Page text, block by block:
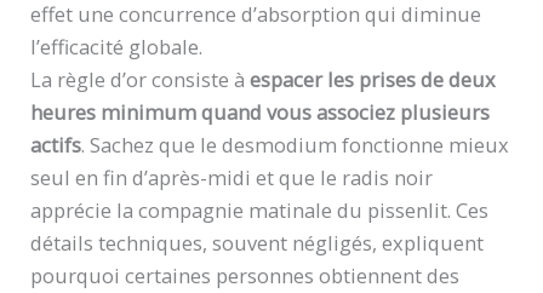
effet une concurrence d’absorption qui diminue
l’efficacité globale.
La règle d’or consiste àespacer les prises de deux
heures minimum quand vous associez plusieurs
actifs. Sachez que le desmodium fonctionne mieux
seul en fin d’après-midi et que le radis noir
apprécie la compagnie matinale du pissenlit. Ces
détails techniques, souvent négligés, expliquent
pourquoi certaines personnes obtiennent des